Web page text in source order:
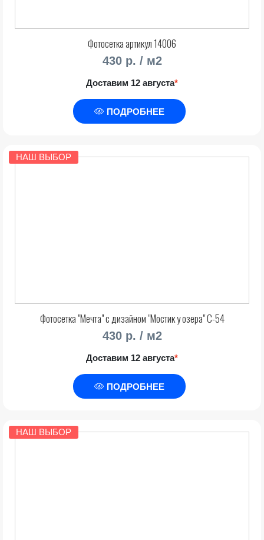
Фотосетка артикул 14006
430 р. / м2
Доставим 12 августа*
ПОДРОБНЕЕ
НАШ ВЫБОР
Фотосетка "Мечта" с дизайном "Мостик у озера" С-54
430 р. / м2
Доставим 12 августа*
ПОДРОБНЕЕ
НАШ ВЫБОР